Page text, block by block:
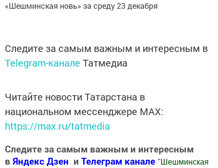
«Шешминская новь» за среду 23 декабря
Следите за самым важным и интересным в
Telegram-канале Татмедиа
Читайте новости Татарстана в
национальном мессенджере MАХ:
https://max.ru/tatmedia
Следите за самым важным и интересным
в Яндекс Дзен и Телеграм канале " Шешминская